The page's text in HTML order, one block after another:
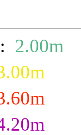
2.00m